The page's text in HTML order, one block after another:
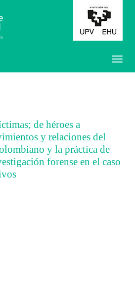
de héroes a
y relaciones del
y la práctica de
forense en el caso